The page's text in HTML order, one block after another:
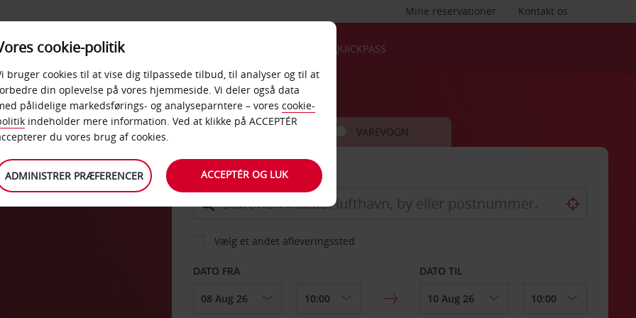
Kontakt os
Mine reservationer
PRODUKTER &
KONTORER
QUICKPASS
BIL VAREVOGN
AFHENT FRA
Vælg et andet afleveringssted
DATO FRA DATO TIL
cookie-politik
bruger cookies til at vise dig tilpassede tilbud, til analyser og til at
din oplevelse på vores hjemmeside. Vi deler også data
pålidelige markedsførings- og analyseparntere – vores cookie-
indeholder mere information. Ved at klikke på ACCEPTÉR
du vores brug af cookies.
ADMINISTRER PRÆFERENCER ACCEPTÉR OG LUK